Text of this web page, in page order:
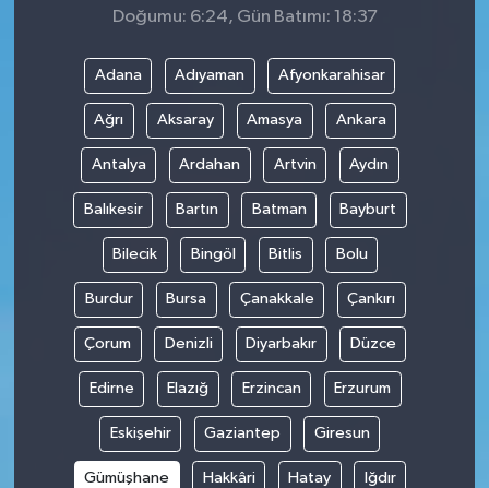
Doğumu: 6:24, Gün Batımı: 18:37
Adana Adıyaman Afyonkarahisar
Ağrı Aksaray Amasya Ankara
Antalya Ardahan Artvin Aydın
Balıkesir Bartın Batman Bayburt
Bilecik Bingöl Bitlis Bolu
Burdur Bursa Çanakkale Çankırı
Çorum Denizli Diyarbakır Düzce
Edirne Elazığ Erzincan Erzurum
Eskişehir Gaziantep Giresun
Gümüşhane Hakkâri Hatay Iğdır